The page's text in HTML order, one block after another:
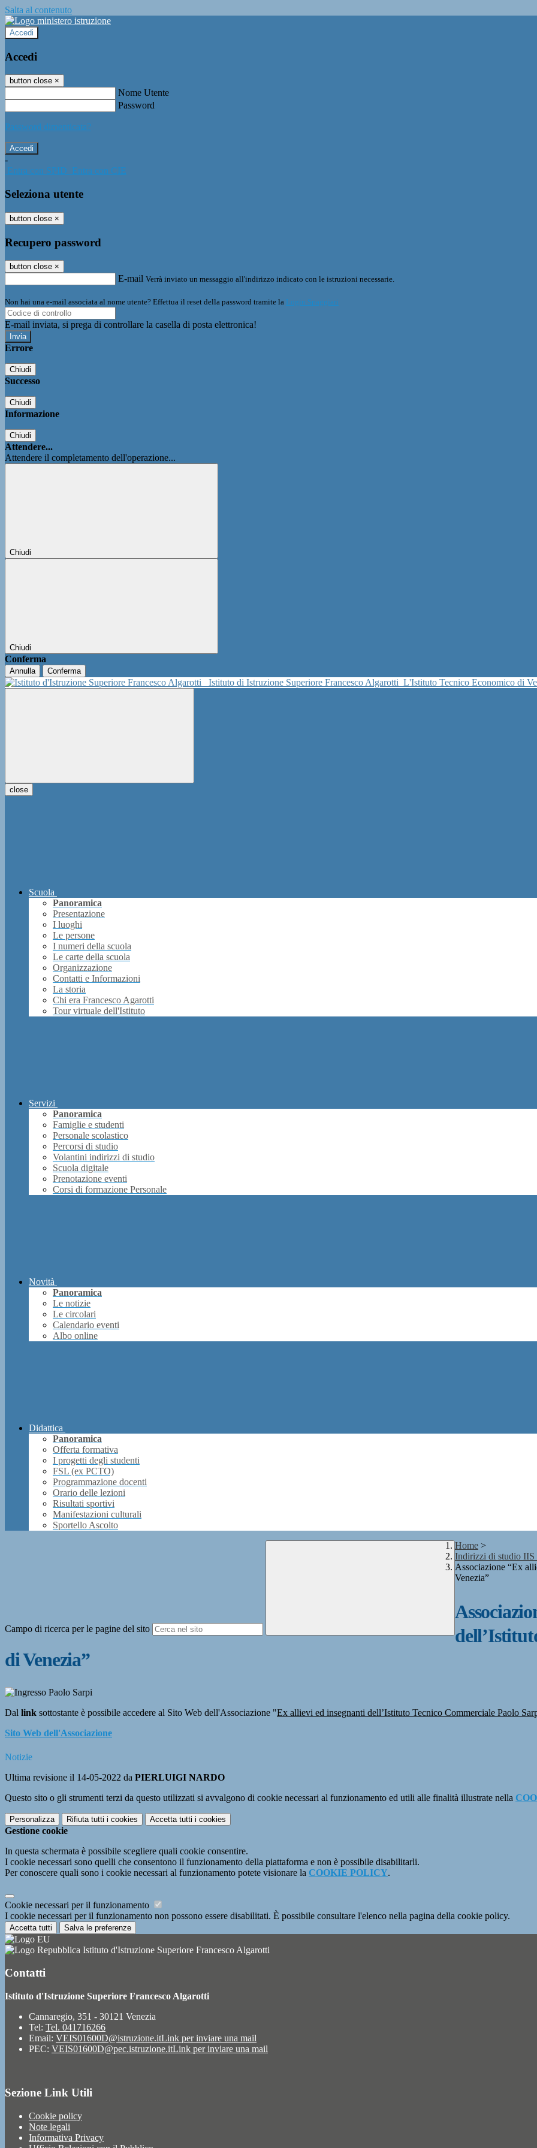
Salta al contenuto
Accedi
Accedi
button close ×
Nome Utente
Password
Password dimenticata?
-
Entra con SPID Entra con CIE
Seleziona utente
button close ×
Recupero password
button close ×
E-mail Verrà inviato un messaggio all'indirizzo indicato con le istruzioni necessarie.
Non hai una e-mail associata al nome utente? Effettua il reset della password tramite la Login Spaggiari
E-mail inviata, si prega di controllare la casella di posta elettronica!
Errore
Chiudi
Successo
Chiudi
Informazione
Chiudi
Attendere...
Attendere il completamento dell'operazione...
Chiudi
Chiudi
Conferma
Annulla Conferma
Istituto di Istruzione Superiore Francesco Algarotti L'Istituto Tecnico Economico di
close
Scuola
Panoramica
Presentazione
I luoghi
Le persone
I numeri della scuola
Le carte della scuola
Organizzazione
Contatti e Informazioni
La storia
Chi era Francesco Agarotti
Tour virtuale dell'Istituto
Servizi
Panoramica
Famiglie e studenti
Personale scolastico
Percorsi di studio
Volantini indirizzi di studio
Scuola digitale
Prenotazione eventi
Corsi di formazione Personale
Novità
Panoramica
Le notizie
Le circolari
Calendario eventi
Albo online
Didattica
Panoramica
Offerta formativa
I progetti degli studenti
FSL (ex PCTO)
Programmazione docenti
Orario delle lezioni
Risultati sportivi
Manifestazioni culturali
Sportello Ascolto
Campo di ricerca per le pagine del sito
Home >
Indirizzi di studio IIS
Associazione “Ex
Venezia”
di Venezia”
Dal link sottostante è possibile accedere al Sito Web dell'Associazione "Ex allievi ed insegnanti dell’Istituto Tecnico Commerciale Paolo
Sito Web dell'Associazione
Notizie
Ultima revisione il 14-05-2022 da PIERLUIGI NARDO
Questo sito o gli strumenti terzi da questo utilizzati si avvalgono di cookie necessari al funzionamento ed utili alle finalità illustrate nella
Personalizza Rifiuta tutti i cookies Accetta tutti i cookies
Gestione cookie
In questa schermata è possibile scegliere quali cookie consentire.
I cookie necessari sono quelli che consentono il funzionamento della piattaforma e non è possibile disabilitarli.
Per conoscere quali sono i cookie necessari al funzionamento potete visionare la COOKIE POLICY.
Cookie necessari per il funzionamento
I cookie necessari per il funzionamento non possono essere disabilitati. È possibile consultare l'elenco nella pagina della cookie policy.
Accetta tutti Salva le preferenze
Istituto d'Istruzione Superiore Francesco Algarotti
Contatti
Istituto d'Istruzione Superiore Francesco Algarotti
Cannaregio, 351 - 30121 Venezia
Tel: Tel. 041716266
Email: VEIS01600D@istruzione.itLink per inviare una mail
PEC: VEIS01600D@pec.istruzione.itLink per inviare una mail
Sezione Link Utili
Cookie policy
Note legali
Informativa Privacy